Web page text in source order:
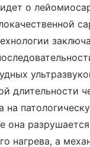
о
длительности
на
она
нагрева, а